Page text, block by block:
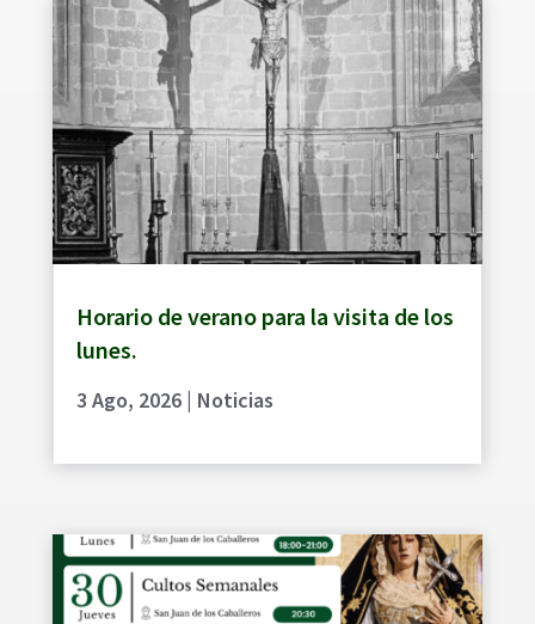
Horario de verano para la visita de los
lunes.
3 Ago, 2026| Noticias